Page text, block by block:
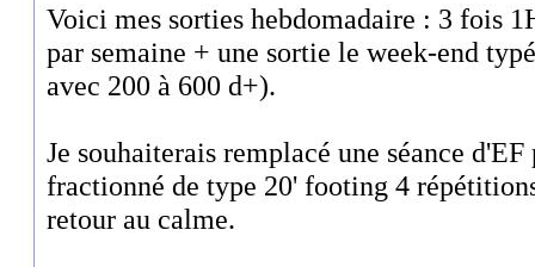
Voici mes sorties hebdomadaire : 3 fois
par semaine + une sortie le week-end
avec 200 à 600 d+).
Je souhaiterais remplacé une séance d'EF
fractionné de type 20' footing 4
retour au calme.